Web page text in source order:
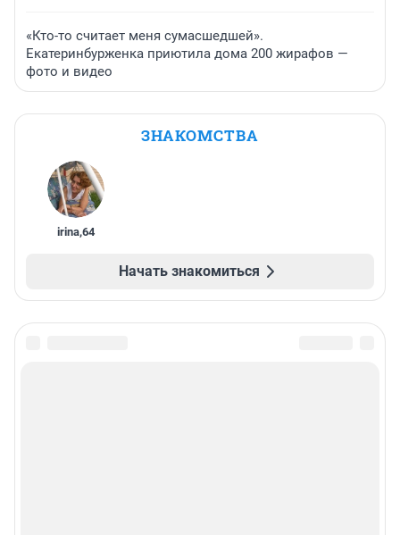
«Кто-то считает меня сумасшедшей».
Екатеринбурженка приютила дома 200 жирафов —
фото и видео
ЗНАКОМСТВА
irina,64
Начать знакомиться